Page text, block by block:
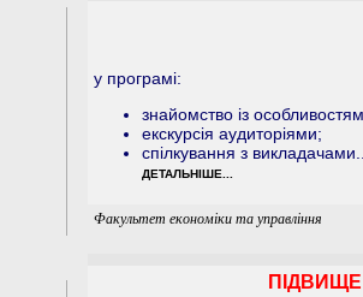
у програмі:
знайомство із
екскурсія аудиторіями;
спілкування з
ДЕТАЛЬНІШЕ...
Факультет економіки та управління